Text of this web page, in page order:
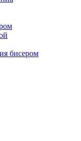
бисером